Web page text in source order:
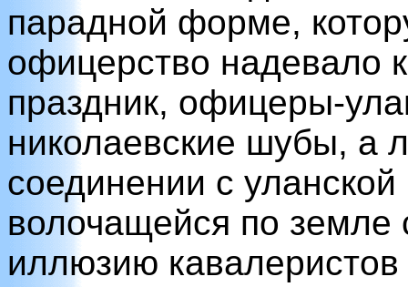
парадной форме,
офицерство надевало
праздник, офицеры-
николаевские шубы, а
соединении с
волочащейся по земле
иллюзию